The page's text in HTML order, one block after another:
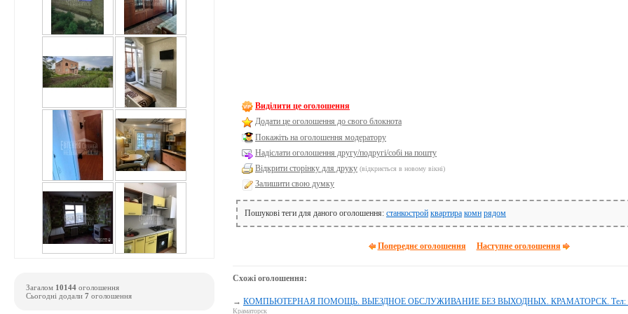
Виділити це оголошення
Додати це оголошення до свого блокнота
Покажіть на оголошення модератору
Надіслати оголошення другу/подругі/собі на пошту
Відкрити сторінку для друку (відкриється в новому вікні)
Залишити свою думку
Пошукові теги для даного оголошення: станкострой квартира комн рядом
Попереднє оголошення Наступне оголошення
Схожі оголошення:
→ КОМПЬЮТЕРНАЯ ПОМОЩЬ. ВЫЕЗДНОЕ ОБСЛУЖИВАНИЕ БЕЗ ВЫХОДНЫХ. КРАМАТОРСК. Тел:
Краматорск
Загалом 10144 оголошення
Сьогодні додали 7 оголошення